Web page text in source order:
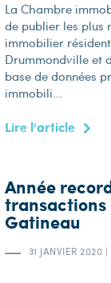
La Chambre
de publier les plus
immobilier
Drummondville et
base de données
immobili...
Lire l'article
Année
transactions
Gatineau
31 JANVIER 2020 |